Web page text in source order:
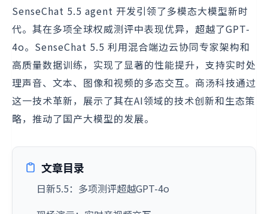
SenseChat 5.5 agent 开发引领了多模态大模型新时
代。其在多项全球权威测评中表现优异，超越了GPT-
4o。SenseChat 5.5 利用混合端边云协同专家架构和
高质量数据训练，实现了显著的性能提升，支持实时处
理声音、文本、图像和视频的多态交互。商汤科技通过
这一技术革新，展示了其在AI领域的技术创新和生态策
略，推动了国产大模型的发展。
文章目录
日新5.5：多项测评超越GPT-4o